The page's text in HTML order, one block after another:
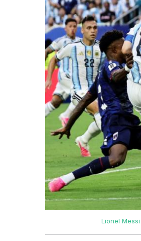
Lionel